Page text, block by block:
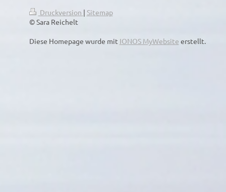
Druckversion | Sitemap
© Sara Reichelt
Diese Homepage wurde mit IONOS MyWebsite erstellt.